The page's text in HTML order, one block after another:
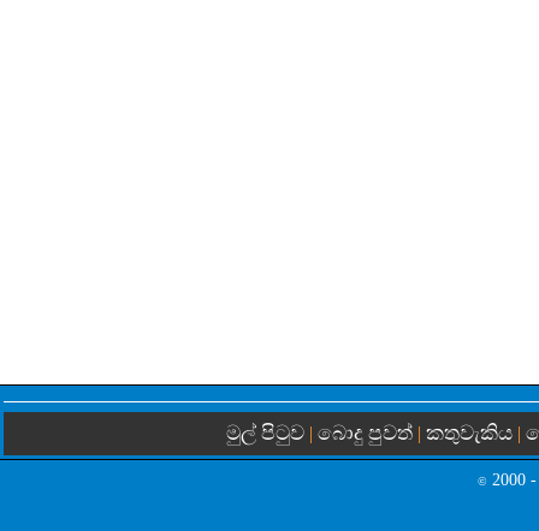
මුල් පිටුව | බොදු පුවත්| කතුවැකිය|
© 2000